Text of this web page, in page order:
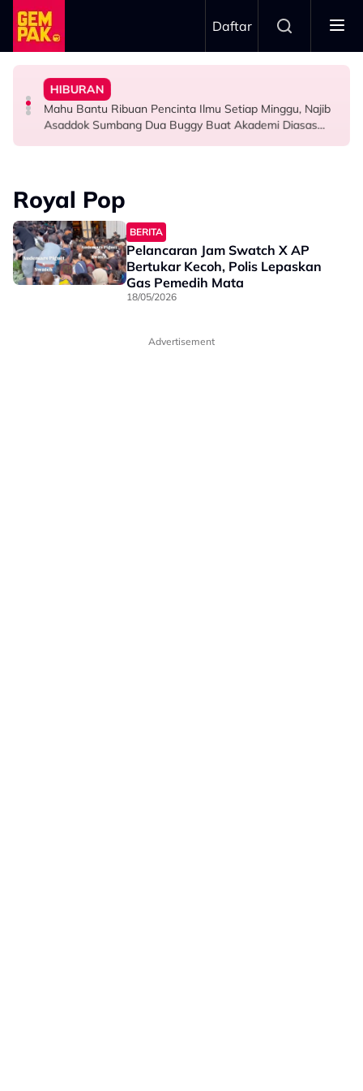
Skip to main content
Daftar
SELEBRITI
"Aku Ada Kisah Yang Satu Malaysia Pernah Tahu & Tak
Pernah Lupakan..." - Yassin Yahya
HIBURAN
Mahu Bantu Ribuan Pencinta Ilmu Setiap Minggu, Najib
Asaddok Sumbang Dua Buggy Buat Akademi Diasas
BERITA
Aliff Rakib Hadiah Rumah RM1 Juta Kepada Ibu Bapa
SELEBRITI
Big Stage Rocketfuel: Tiada Penyingkiran Selepas
Rieffa? Ini Respon Tuan Badan - "Saya Tiada Rasa Sakit
Hati Pun..."
Royal Pop
BERITA
Pelancaran Jam Swatch X AP
Bertukar Kecoh, Polis Lepaskan
Gas Pemedih Mata
18/05/2026
Advertisement